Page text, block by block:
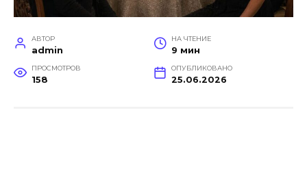
АВТОР
admin
НА ЧТЕНИЕ
9 мин
ПРОСМОТРОВ
158
ОПУБЛИКОВАНО
25.06.2026